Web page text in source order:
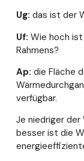
Ug: das ist der
Uf: Wie hoch
Rahmens?
Ap: die Fläche
verfügbar.
Je niedriger
besser ist die